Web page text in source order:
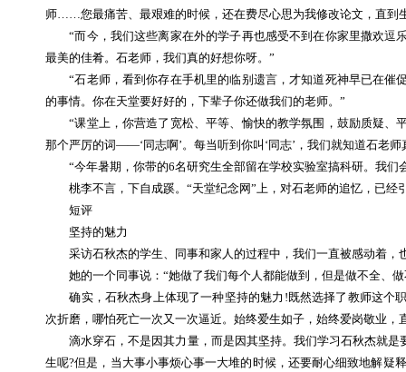
师……您最痛苦、最艰难的时候，还在费尽心思为我修改论文，直到
“而今，我们这些离家在外的学子再也感受不到在你家里撒欢逗
最美的佳肴。石老师，我们真的好想你呀。”
“石老师，看到你存在手机里的临别遗言，才知道死神早已在催
的事情。你在天堂要好好的，下辈子你还做我们的老师。”
“课堂上，你营造了宽松、平等、愉快的教学氛围，鼓励质疑、
那个严厉的词——‘同志啊’。每当听到你叫‘同志’，我们就知道石老
“今年暑期，你带的6名研究生全部留在学校实验室搞科研。我们
桃李不言，下自成蹊。“天堂纪念网”上，对石老师的追忆，已经
短评
坚持的魅力
采访石秋杰的学生、同事和家人的过程中，我们一直被感动着，
她的一个同事说：“她做了我们每个人都能做到，但是做不全、做
确实，石秋杰身上体现了一种坚持的魅力!既然选择了教师这个
次折磨，哪怕死亡一次又一次逼近。始终爱生如子，始终爱岗敬业，
滴水穿石，不是因其力量，而是因其坚持。我们学习石秋杰就是
生呢?但是，当大事小事烦心事一大堆的时候，还要耐心细致地解